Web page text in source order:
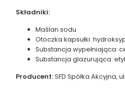
Składniki:
Maślan sodu
Otoczka kapsułki:
Substancja wypełniająca:
Substancja glazurująca:
Producent:SFD Spółka Akcyjna,